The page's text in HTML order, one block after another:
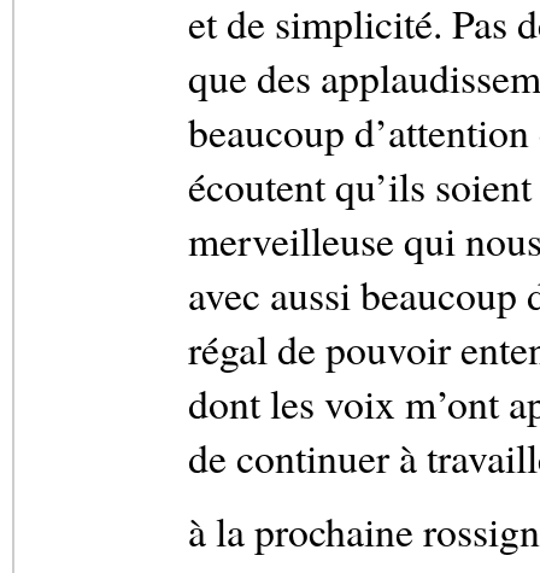
et de simplicité. Pas
que des
beaucoup
écoutent qu’ils
merveilleuse qui
avec aussi beaucoup
régal de pouvoir
dont les voix m’ont
de continuer à
à la prochaine